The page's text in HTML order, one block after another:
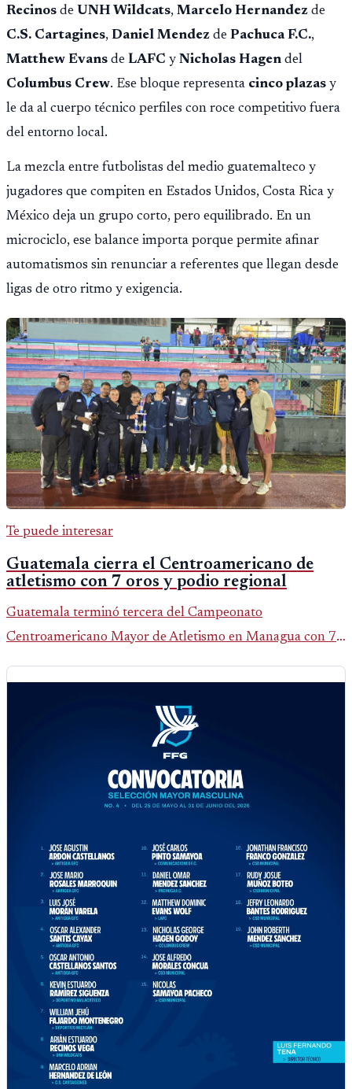
Recinos de UNH Wildcats, Marcelo Hernandez de
C.S. Cartagines, Daniel Mendez de Pachuca F.C.,
Matthew Evans de LAFC y Nicholas Hagen del
Columbus Crew. Ese bloque representa cinco plazas y
le da al cuerpo técnico perfiles con roce competitivo fuera
del entorno local.
La mezcla entre futbolistas del medio guatemalteco y
jugadores que compiten en Estados Unidos, Costa Rica y
México deja un grupo corto, pero equilibrado. En un
microciclo, ese balance importa porque permite afinar
automatismos sin renunciar a referentes que llegan desde
ligas de otro ritmo y exigencia.
Te puede interesar
Guatemala cierra el Centroamericano de
atletismo con 7 oros y podio regional
Guatemala terminó tercera del Campeonato
Centroamericano Mayor de Atletismo en Managua con 7
CDAG.